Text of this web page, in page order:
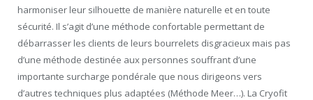
harmoniser leur silhouette de manière naturelle et en toute
sécurité. Il s’agit d’une méthode confortable permettant de
débarrasser les clients de leurs bourrelets disgracieux mais pas
d’une méthode destinée aux personnes souffrant d’une
importante surcharge pondérale que nous dirigeons vers
d’autres techniques plus adaptées (Méthode Meer…). La Cryofit